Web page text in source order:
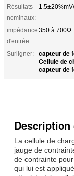
Résultats
nominaux:
impédance
d'entrée:
350 à 700Ω
Surligner: capteur de
Cellule de
capteur de
La cellule de
jauge de
de contrainte
qui lui est